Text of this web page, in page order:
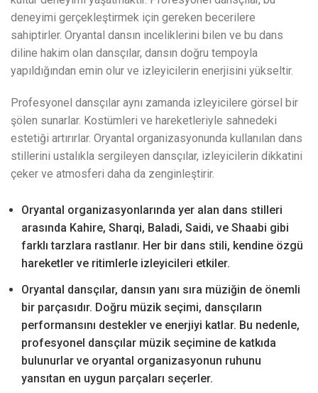
deneyimi gerçekleştirmek için gereken becerilere
sahiptirler. Oryantal dansın inceliklerini bilen ve bu dans
diline hakim olan dansçılar, dansın doğru tempoyla
yapıldığından emin olur ve izleyicilerin enerjisini yükseltir.
Profesyonel dansçılar aynı zamanda izleyicilere görsel bir
şölen sunarlar. Kostümleri ve hareketleriyle sahnedeki
estetiği artırırlar. Oryantal organizasyonunda kullanılan dans
stillerini ustalıkla sergileyen dansçılar, izleyicilerin dikkatini
çeker ve atmosferi daha da zenginleştirir.
Oryantal organizasyonlarında yer alan dans stilleri
arasında Kahire, Sharqi, Baladi, Saidi, ve Shaabi gibi
farklı tarzlara rastlanır. Her bir dans stili, kendine özgü
hareketler ve ritimlerle izleyicileri etkiler.
Oryantal dansçılar, dansın yanı sıra müziğin de önemli
bir parçasıdır. Doğru müzik seçimi, dansçıların
performansını destekler ve enerjiyi katlar. Bu nedenle,
profesyonel dansçılar müzik seçimine de katkıda
bulunurlar ve oryantal organizasyonun ruhunu
yansıtan en uygun parçaları seçerler.